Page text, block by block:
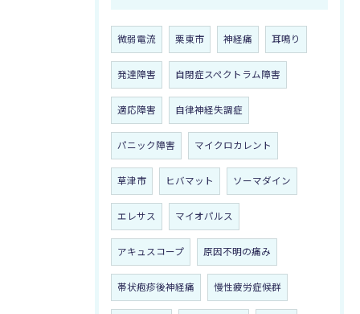
微弱電流 栗東市 神経痛 耳鳴り
発達障害 自閉症スペクトラム障害
適応障害 自律神経失調症
パニック障害 マイクロカレント
草津市 ヒバマット ソーマダイン
エレサス マイオパルス
アキュスコープ 原因不明の痛み
帯状疱疹後神経痛 慢性疲労症候群